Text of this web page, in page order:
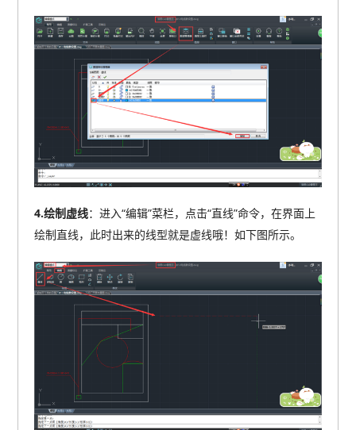
4.绘制虚线：进入“编辑”菜栏，点击“直线”命令，在界面上
绘制直线，此时出来的线型就是虚线哦！如下图所示。